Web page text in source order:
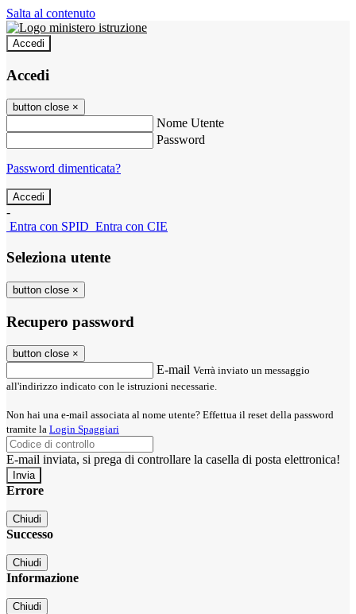
Salta al contenuto
Accedi
Accedi
button close ×
Nome Utente
Password
Password dimenticata?
-
Entra con SPID Entra con CIE
Seleziona utente
button close ×
Recupero password
button close ×
E-mail Verrà inviato un messaggio
all'indirizzo indicato con le istruzioni necessarie.
Non hai una e-mail associata al nome utente? Effettua il reset della password
tramite la Login Spaggiari
E-mail inviata, si prega di controllare la casella di posta elettronica!
Errore
Chiudi
Successo
Chiudi
Informazione
Chiudi